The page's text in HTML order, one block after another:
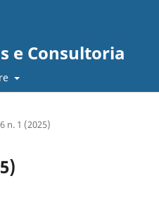
e Consultoria
n. 1 (2025)